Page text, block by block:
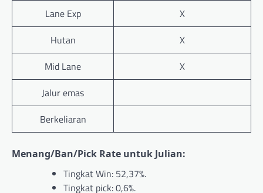
Lane Exp
X
Hutan
X
Mid Lane
X
Jalur emas
Berkeliaran
Menang/Ban/Pick Rate untuk Julian:
Tingkat Win: 52,37%.
Tingkat pick: 0,6%.